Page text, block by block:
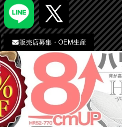
販売店募集・OEM生産